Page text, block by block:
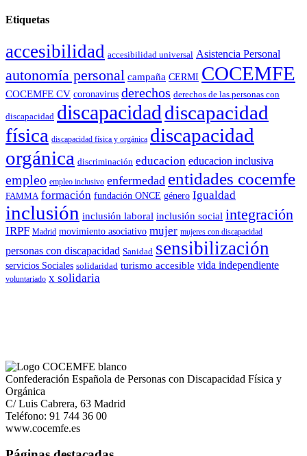
Etiquetas
accesibilidad accesibilidad universal Asistencia Personal
autonomía personal campaña CERMI COCEMFE
COCEMFE CV coronavirus derechos derechos de las personas con
discapacidad discapacidad discapacidad
física discapacidad física y orgánica discapacidad
orgánica discriminación educacion educacion inclusiva
empleo empleo inclusivo enfermedad entidades cocemfe
FAMMA formación fundación ONCE género Igualdad
inclusión inclusión laboral inclusión social integración
IRPF Madrid movimiento asociativo mujer mujeres con discapacidad
personas con discapacidad Sanidad sensibilización
servicios Sociales solidaridad turismo accesible vida independiente
voluntariado x solidaria
Confederación Española de Personas con Discapacidad Física y
Orgánica
C/ Luis Cabrera, 63 Madrid
Teléfono: 91 744 36 00
www.cocemfe.es